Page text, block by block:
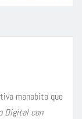
manabita que
Digital con